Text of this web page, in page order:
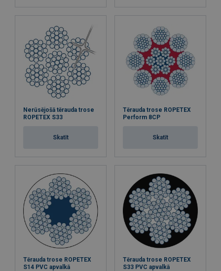
Nerūsējošā tērauda trose
ROPETEX S33
Skatīt
Tērauda trose ROPETEX
Perform 8CP
Skatīt
Tērauda trose ROPETEX
S14 PVC apvalkā
Tērauda trose ROPETEX
S33 PVC apvalkā